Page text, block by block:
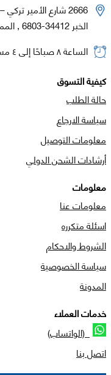
2666 شارع الأمير تركي – الكورنيش , وحدة رقم 102
الخبر 34412-6803 , المملكة العربية السعودية
الساعة ٨ صباحًا إلى ٤ مساء من الأحد إلى الخميس
كيفية التسوق
حالة الطلب
سياسة الارجاع
معلومات التوصيل
أرشادات الشحن الدولي
معلومات
معلومات عنا
اسئلة متكرره
الشروط والاحكام
سياسة الخصوصية
المدونة
خدمات العملاء
(الواتساب)
اتصل بنا